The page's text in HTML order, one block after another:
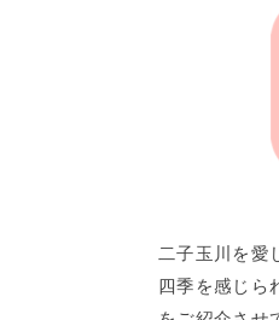
二子玉川を愛
四季を感じら